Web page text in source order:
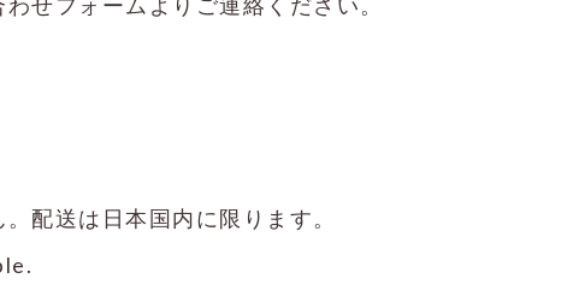
配送は日本国内に限ります。